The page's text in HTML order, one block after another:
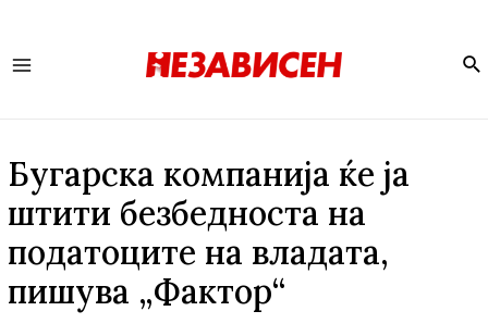
Бугарска компанија ќе ja
штити безбедноста на
податоците на владата,
пишува „Фактор“